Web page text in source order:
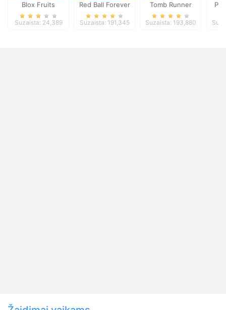
Blox Fruits
Suzaista: 24,389
Red Ball Forever
Suzaista: 191,345
Tomb Runner
Suzaista: 193,880